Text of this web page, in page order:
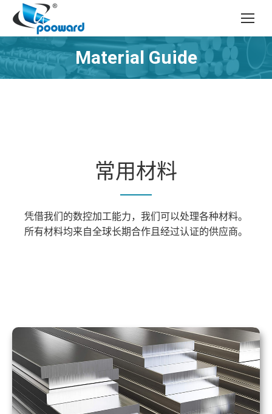
Material Guide
您在这里：
常用材料
凭借我们的数控加工能力，我们可以处理各种材料。
所有材料均来自全球长期合作且经过认证的供应商。